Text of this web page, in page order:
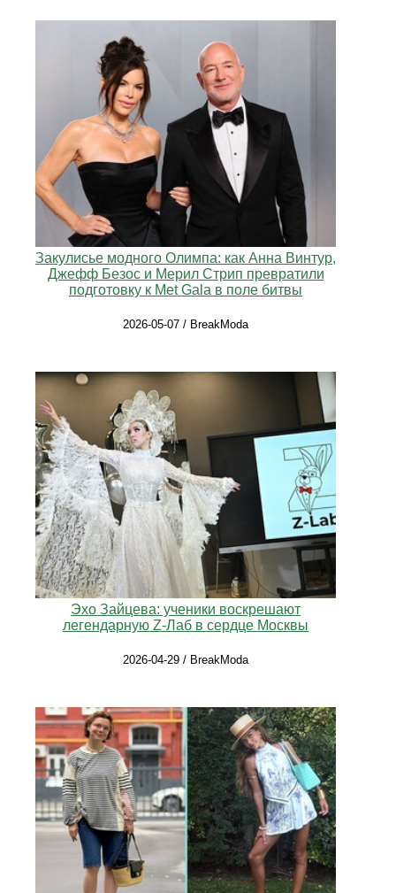
Закулисье модного Олимпа: как Анна Винтур,
Джефф Безос и Мерил Стрип превратили
подготовку к Met Gala в поле битвы
2026-05-07 / BreakModa
Эхо Зайцева: ученики воскрешают
легендарную Z-Лаб в сердце Москвы
2026-04-29 / BreakModa